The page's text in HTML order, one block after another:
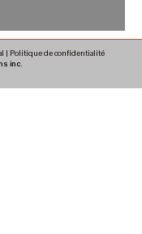
| Politique de confidentialité
inc.